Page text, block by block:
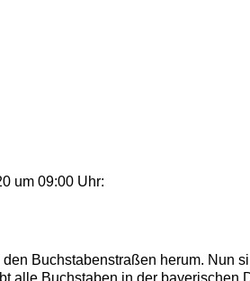
um 09:00 Uhr:
Buchstabenstraßen herum. Nun
alle Buchstaben in der bayerischen